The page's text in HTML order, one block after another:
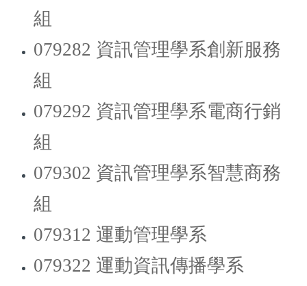
組
079282 資訊管理學系創新服務
組
079292 資訊管理學系電商行銷
組
079302 資訊管理學系智慧商務
組
079312 運動管理學系
079322 運動資訊傳播學系